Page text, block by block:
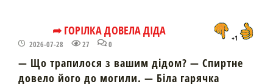
➦ ГОРІЛКА ДОВЕЛА ДІДА
2026-07-28 27 0
+1
— Що трапилося з вашим дідом? — Спиртне
довело його до могили. — Біла гарячка